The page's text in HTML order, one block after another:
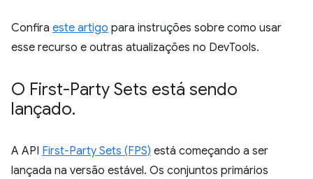
Confira este artigo para instruções sobre como usar
esse recurso e outras atualizações no DevTools.
O First-Party Sets está sendo
lançado.
A API First-Party Sets (FPS) está começando a ser
lançada na versão estável. Os conjuntos primários